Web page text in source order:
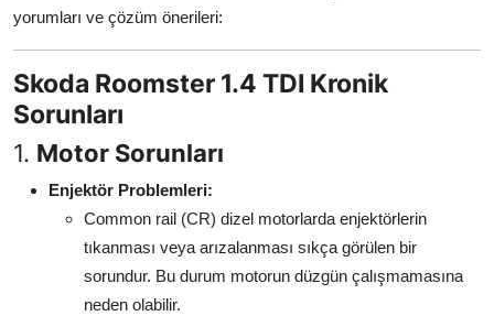
Klima & Konfor
Şanzıman & Aktarma
Dizel Sistemler
Multimedya & Elektronik
yorumları ve çözüm önerileri:
Skoda Roomster 1.4 TDI Kronik
Sorunları
1. Motor Sorunları
Enjektör Problemleri:
Common rail (CR) dizel motorlarda enjektörlerin
tıkanması veya arızalanması sıkça görülen bir
sorundur. Bu durum motorun düzgün çalışmamasına
neden olabilir.